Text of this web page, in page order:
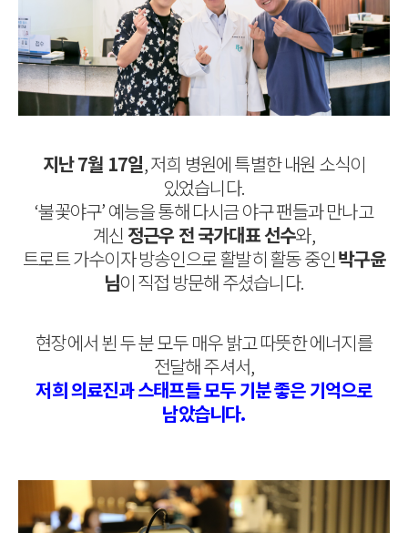
지난 7월 17일, 저희 병원에 특별한 내원 소식이
있었습니다.
‘불꽃야구’ 예능을 통해 다시금 야구 팬들과 만나고
계신 정근우 전 국가대표 선수와,
트로트 가수이자 방송인으로 활발히 활동 중인박구윤
님이 직접 방문해 주셨습니다.
현장에서 뵌 두 분 모두 매우 밝고 따뜻한 에너지를
전달해 주셔서,
저희 의료진과 스태프들 모두 기분 좋은 기억으로
남았습니다.